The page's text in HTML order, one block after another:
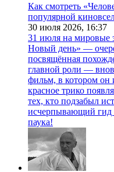
Как смотреть
популярной
30 июля 2026, 16:37
31 июля на мировые
Новый день» —
посвящённая
главной роли —
фильм, в котором он
красное трико
тех, кто подзабыл
исчерпывающий гид
паука!